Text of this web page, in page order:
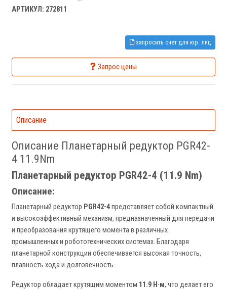
АРТИКУЛ: 272811
запросить счет для юр. лиц
Запрос цены
Описание
Описание Планетарный редуктор PGR42-
4 11.9Nm
Планетарный редуктор PGR42-4 (11.9 Nm)
Описание:
Планетарный редуктор PGR42-4представляет собой компактный
и высокоэффективный механизм, предназначенный для передачи
и преобразования крутящего момента в различных
промышленных и робототехнических системах. Благодаря
планетарной конструкции обеспечивается высокая точность,
плавность хода и долговечность.
Редуктор обладает крутящим моментом 11.9 Н·м, что делает его